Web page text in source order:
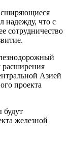
надежду, что с
сотрудничество
расширения
Азией
проекта
будут
железной